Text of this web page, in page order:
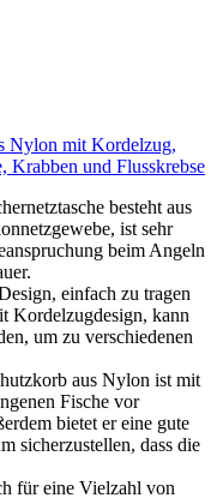
Nylon mit Kordelzug,
Krabben und Flusskrebse
besteht aus
ist sehr
beim Angeln
einfach zu tragen
Kordelzugdesign, kann
um zu verschiedenen
aus Nylon ist mit
Fische vor
bietet er eine gute
sicherzustellen, dass die
für eine Vielzahl von